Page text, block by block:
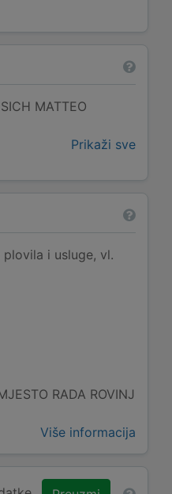
MATTEO
Prikaži sve
plovila i usluge, vl.
RADA ROVINJ
Više informacija